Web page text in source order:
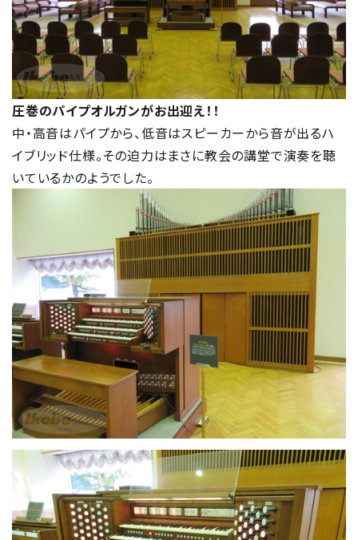
圧巻のパイプオルガンがお出迎え！！
中・高音はパイプから、低音はスピーカーから音が出るハ
イブリッド仕様。その迫力はまさに教会の講堂で演奏を聴
いているかのようでした。